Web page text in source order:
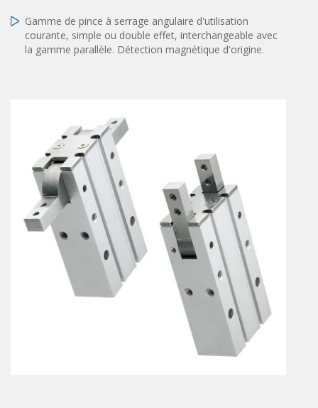
Amortisseurs hydrauliques
Régulateurs hydrauliques
Systèmes modulaires pneumatiques
Vérins sans tige
CONNECTIQUE
Joints tournants
CONTRÔLE DES FLUIDES
Auxiliaires de ligne
Auxiliaires de raccordement
Électrovannes tous fluides
DISTRIBUTEURS
Imprimerie
Plasturgie
+33 0 254 553 811
Gamme de pince à serrage angulaire d'utilisation
courante, simple ou double effet, interchangeable avec
la gamme parallèle. Détection magnétique d'origine.